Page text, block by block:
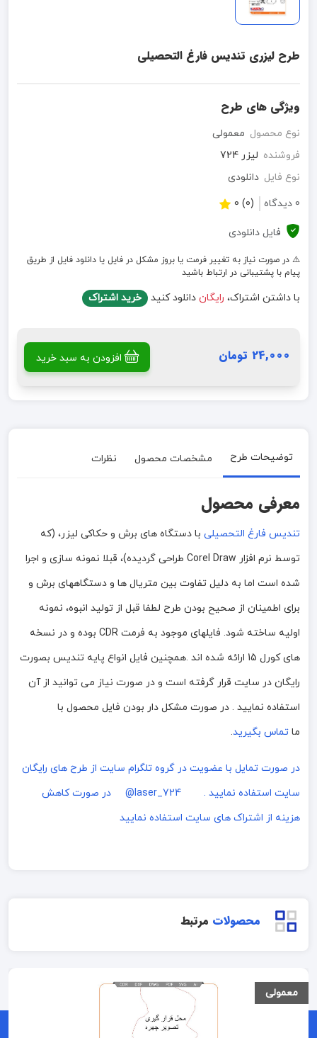
طرح لیزری تندیس فارغ التحصیلی
ویژگی های طرح
نوع محصول معمولی
فروشنده لیزر 724
نوع فایل دانلودی
0 دیدگاه
(0) 0
فایل دانلودی
⚠️ در صورت نیاز به تغییر فرمت یا بروز مشکل در فایل یا دانلود فایل از طریق
پیام با پشتیبانی در ارتباط باشید
با داشتن اشتراک، رایگان دانلود کنید خرید اشتراک
24,000 تومان افزودن به سبد خرید
توضیحات طرح مشخصات محصول نظرات
معرفی محصول
تندیس فارغ التحصیلی با دستگاه های برش و حکاکی لیزر، (که
توسط نرم افزار Corel Draw طراحی گردیده)، قبلا نمونه سازی و اجرا
شده است اما به دلیل تفاوت بین متریال ها و دستگاههای برش و
برای اطمینان از صحیح بودن طرح لطفا قبل از تولید انبوه، نمونه
اولیه ساخته شود. فایلهای موجود به فرمت CDR بوده و در نسخه
های کورل 15 ارائه شده اند .همچنین فایل انواع پایه تندیس بصورت
رایگان در سایت قرار گرفته است و در صورت نیاز می توانید از آن
استفاده نمایید . در صورت مشکل دار بودن فایل محصول با
ما تماس بگیرید.
در صورت تمایل با عضویت در گروه تلگرام سایت از طرح های رایگان
سایت استفاده نمایید . laser_724@
در صورت کاهش
هزینه از اشتراک های سایت استفاده نمایید
محصولات مرتبط
معمولی